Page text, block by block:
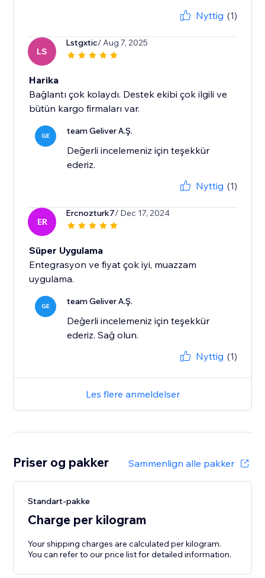
Nyttig (1)
LS
Lstgxtic/ Aug 7, 2025
Harika
Bağlantı çok kolaydı. Destek ekibi çok ilgili ve
bütün kargo firmaları var.
GE team Geliver A.Ş.
Değerli incelemeniz için teşekkür
ederiz.
Nyttig (1)
ER
Ercnozturk7/ Dec 17, 2024
Süper Uygulama
Entegrasyon ve fiyat çok iyi, muazzam
uygulama.
GE team Geliver A.Ş.
Değerli incelemeniz için teşekkür
ederiz. Sağ olun.
Nyttig (1)
Les flere anmeldelser
Priser og pakker Sammenlign alle pakker
Standart-pakke
Charge per kilogram
Your shipping charges are calculated per kilogram.
You can refer to our price list for detailed information.